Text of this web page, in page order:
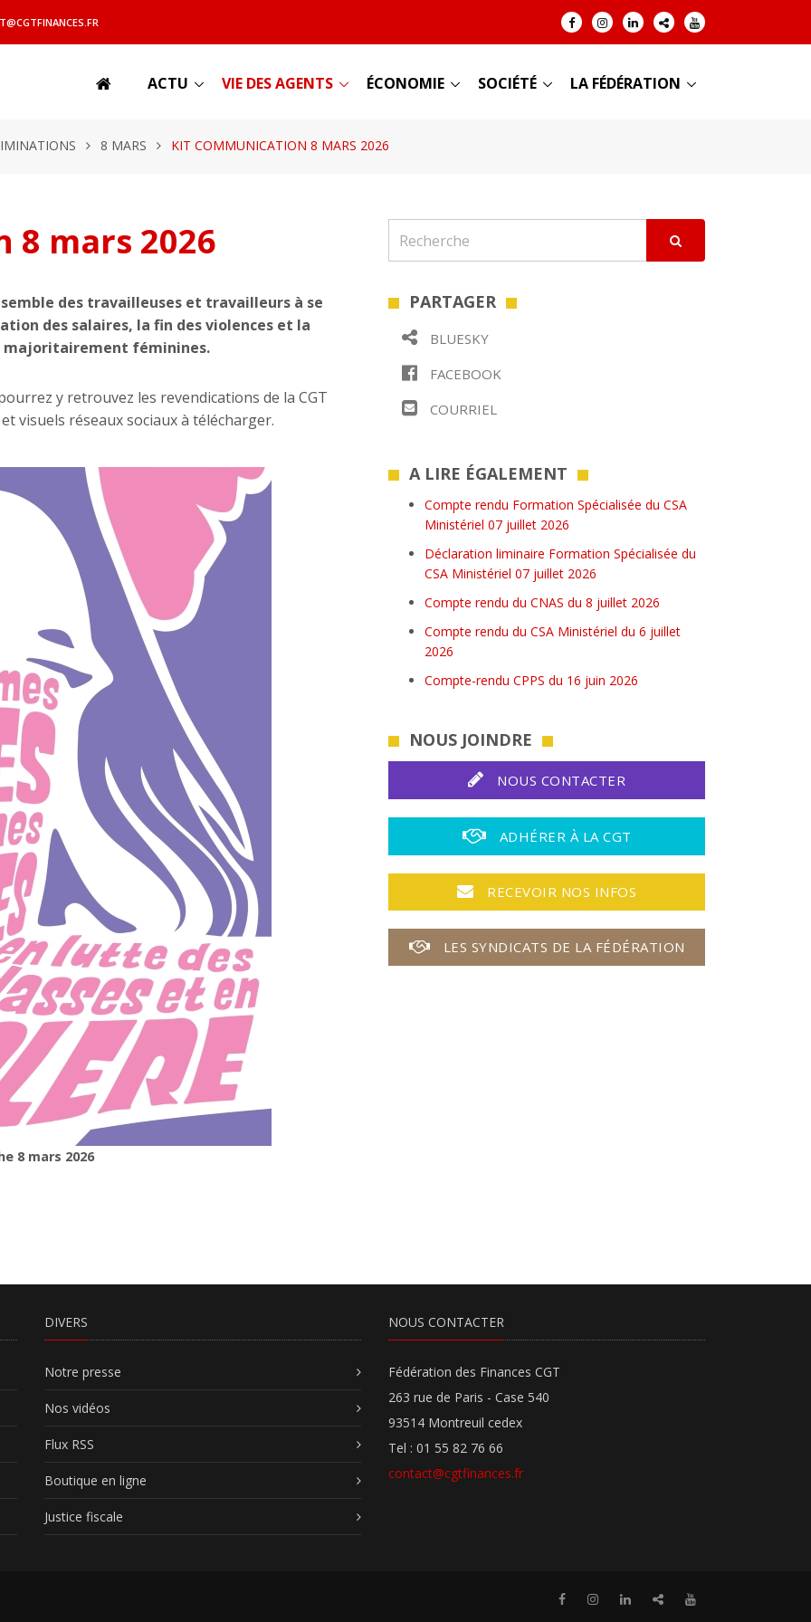
ACTU VIE DES AGENTS ÉCONOMIE SOCIÉTÉ LA FÉDÉRATION
8 MARS KIT COMMUNICATION 8 MARS 2026
mars 2026
des travailleuses et travailleurs à se
des salaires, la fin des violences et la
majoritairement féminines.
y retrouvez les revendications de la CGT
visuels réseaux sociaux à télécharger.
8 mars 2026
PARTAGER
BLUESKY
FACEBOOK
COURRIEL
A LIRE ÉGALEMENT
Compte rendu Formation Spécialisée du CSA
Ministériel 07 juillet 2026
Déclaration liminaire Formation Spécialisée du
CSA Ministériel 07 juillet 2026
Compte rendu du CNAS du 8 juillet 2026
Compte rendu du CSA Ministériel du 6 juillet
2026
Compte-rendu CPPS du 16 juin 2026
NOUS JOINDRE
NOUS CONTACTER
ADHÉRER À LA CGT
RECEVOIR NOS INFOS
LES SYNDICATS DE LA FÉDÉRATION
DIVERS
Notre presse
Nos vidéos
Flux RSS
Boutique en ligne
Justice fiscale
NOUS CONTACTER
Fédération des Finances CGT
263 rue de Paris - Case 540
93514 Montreuil cedex
Tel : 01 55 82 76 66
contact@cgtfinances.fr